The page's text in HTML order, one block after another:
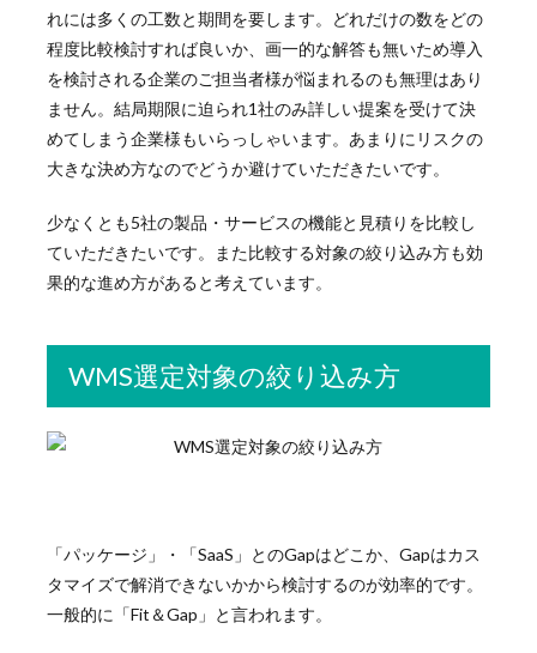
れには多くの工数と期間を要します。どれだけの数をどの
程度比較検討すれば良いか、画一的な解答も無いため導入
を検討される企業のご担当者様が悩まれるのも無理はあり
ません。結局期限に迫られ1社のみ詳しい提案を受けて決
めてしまう企業様もいらっしゃいます。あまりにリスクの
大きな決め方なのでどうか避けていただきたいです。
少なくとも5社の製品・サービスの機能と見積りを比較し
ていただきたいです。また比較する対象の絞り込み方も効
果的な進め方があると考えています。
WMS選定対象の絞り込み方
「パッケージ」・「SaaS」とのGapはどこか、Gapはカス
タマイズで解消できないかから検討するのが効率的です。
一般的に「Fit＆Gap」と言われます。